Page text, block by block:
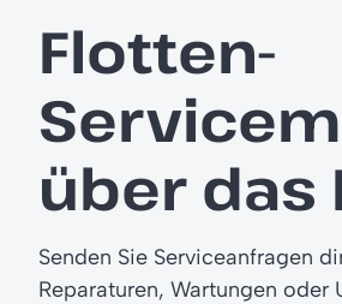
Flotten-
über das
Senden Sie Serviceanfragen
Reparaturen, Wartungen oder